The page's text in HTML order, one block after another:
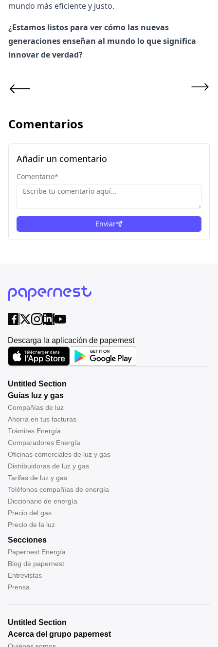
mundo más eficiente y justo.
¿Estamos listos para ver cómo las nuevas
generaciones enseñan al mundo lo que significa
innovar de verdad?
Comentarios
Añadir un comentario
Comentario*
Enviar
Descarga la aplicación de papernest
Untitled Section
Guías luz y gas
Compañías de luz
Ahorra en tus facturas
Trámites Energía
Comparadores Energía
Oficinas comerciales de luz y gas
Distribuidoras de luz y gas
Tarifas de luz y gas
Teléfonos compañías de energía
Diccionario de energía
Precio del gas
Precio de la luz
Secciones
Papernest Energía
Blog de papernest
Entrevistas
Prensa
Untitled Section
Acerca del grupo papernest